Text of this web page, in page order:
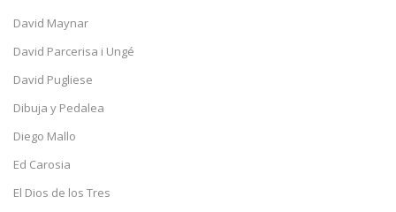
David Maynar
David Parcerisa i Ungé
David Pugliese
Dibuja y Pedalea
Diego Mallo
Ed Carosia
El Dios de los Tres